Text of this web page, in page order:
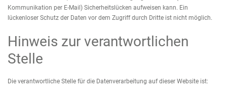
Kommunikation per E-Mail) Sicherheitslücken aufweisen kann. Ein
lückenloser Schutz der Daten vor dem Zugriff durch Dritte ist nicht möglich.
Hinweis zur verantwortlichen
Stelle
Die verantwortliche Stelle für die Datenverarbeitung auf dieser Website ist: